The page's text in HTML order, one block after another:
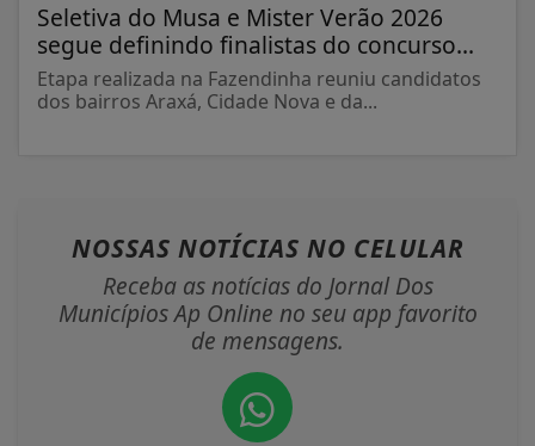
Seletiva do Musa e Mister Verão 2026
segue definindo finalistas do concurso...
Etapa realizada na Fazendinha reuniu candidatos
dos bairros Araxá, Cidade Nova e da...
NOSSAS NOTÍCIAS NO CELULAR
Receba as notícias do Jornal Dos
Municípios Ap Online no seu app favorito
de mensagens.